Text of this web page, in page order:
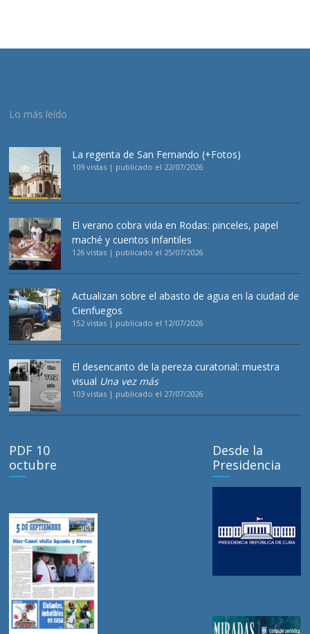
Lo más leído
La regenta de San Fernando (+Fotos)
109 vistas | publicado el 22/07/2026
El verano cobra vida en Rodas: pinceles, papel
maché y cuentos infantiles
126 vistas | publicado el 25/07/2026
Actualizan sobre el abasto de agua en la ciudad de
Cienfuegos
152 vistas | publicado el 12/07/2026
El desencanto de la pereza curatorial: muestra
visual Una vez más
103 vistas | publicado el 27/07/2026
PDF 10
octubre
Desde la
Presidencia